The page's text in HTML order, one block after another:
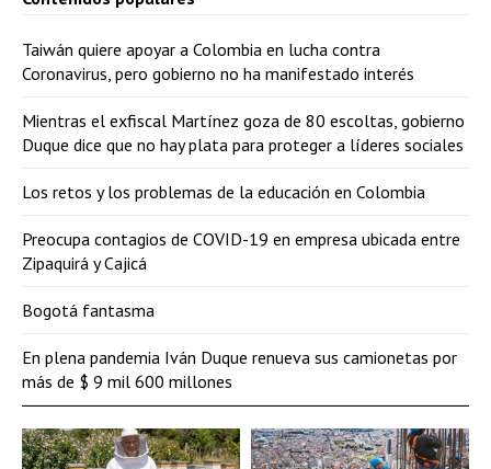
Taiwán quiere apoyar a Colombia en lucha contra
Coronavirus, pero gobierno no ha manifestado interés
Mientras el exfiscal Martínez goza de 80 escoltas, gobierno
Duque dice que no hay plata para proteger a líderes sociales
Los retos y los problemas de la educación en Colombia
Preocupa contagios de COVID-19 en empresa ubicada entre
Zipaquirá y Cajicá
Bogotá fantasma
En plena pandemia Iván Duque renueva sus camionetas por
más de $ 9 mil 600 millones